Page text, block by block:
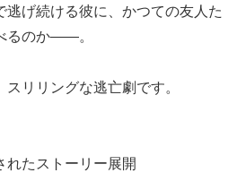
逃げ続ける彼に、かつての友人た
るのか——。
リリングな逃亡劇です。
れたストーリー展開